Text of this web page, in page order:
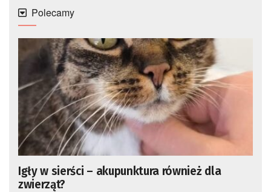
Polecamy
Igły w sierści – akupunktura również dla
zwierząt?